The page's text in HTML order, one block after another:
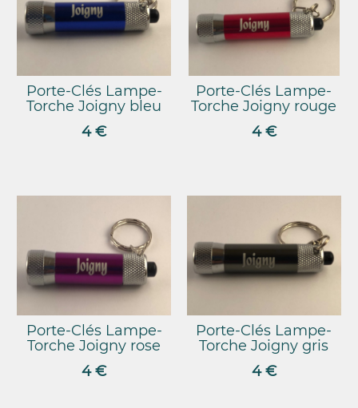
Porte-Clés Lampe-
Torche Joigny bleu
4 €
Porte-Clés Lampe-
Torche Joigny rouge
4 €
Porte-Clés Lampe-
Torche Joigny rose
4 €
Porte-Clés Lampe-
Torche Joigny gris
4 €